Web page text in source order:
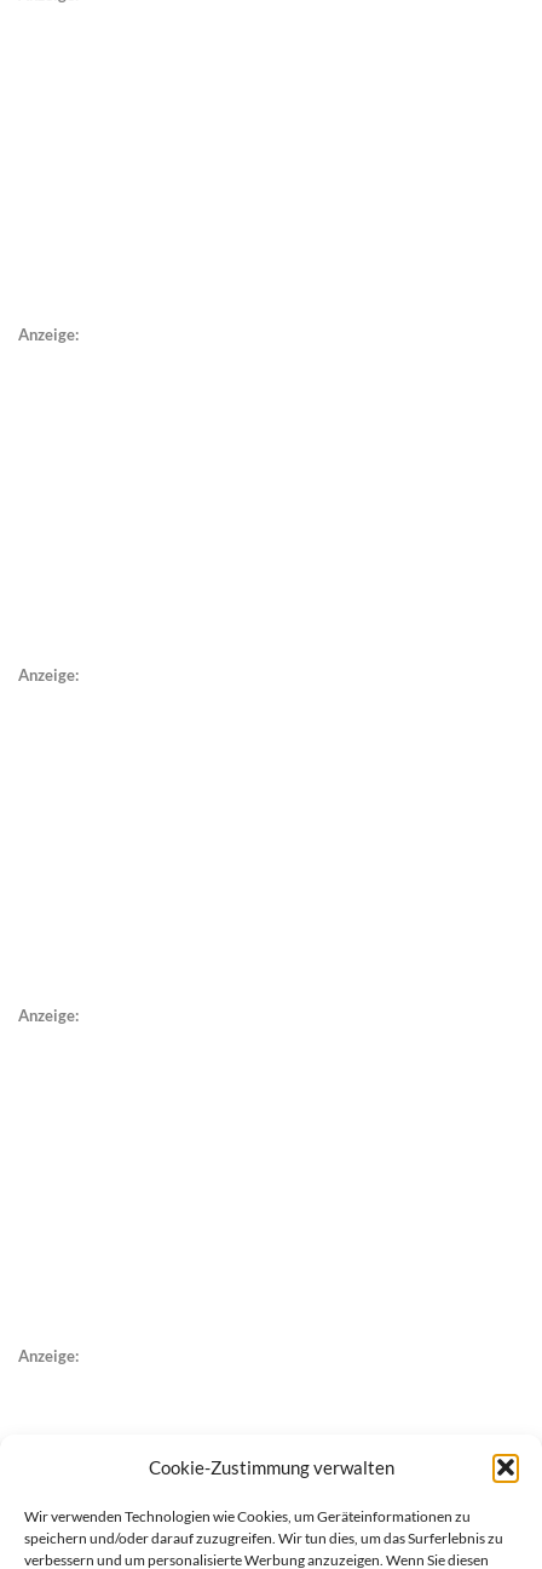
Cookie-Zustimmung verwalten
Wir verwenden Technologien wie Cookies, um Geräteinformationen zu
speichern und/oder darauf zuzugreifen. Wir tun dies, um das Surferlebnis zu
verbessern und um personalisierte Werbung anzuzeigen. Wenn Sie diesen
Anzeige:
Anzeige:
Anzeige:
Anzeige: